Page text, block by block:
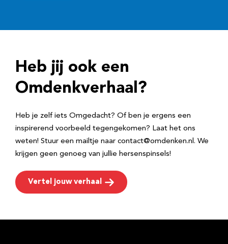
r
e
Heb jij ook een
Omdenkverhaal?
Heb je zelf iets Omgedacht? Of ben je ergens een
inspirerend voorbeeld tegengekomen? Laat het ons
weten! Stuur een mailtje naar contact@omdenken.nl. We
krijgen geen genoeg van jullie hersenspinsels!
Vertel jouw verhaal